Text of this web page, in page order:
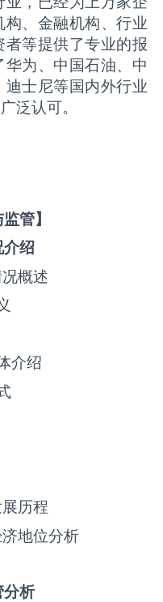
、金融机构、行业
等提供了专业的报
华为、中国石油、中
士尼等国内外行业
泛认可。
管】
介绍
概述
介绍
历程
地位分析
分析